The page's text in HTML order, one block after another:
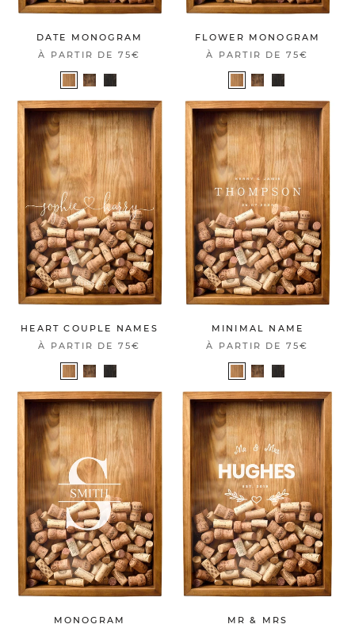
DATE MONOGRAM
À PARTIR DE 75€
FLOWER MONOGRAM
À PARTIR DE 75€
HEART COUPLE NAMES
À PARTIR DE 75€
MINIMAL NAME
À PARTIR DE 75€
MONOGRAM
MR & MRS